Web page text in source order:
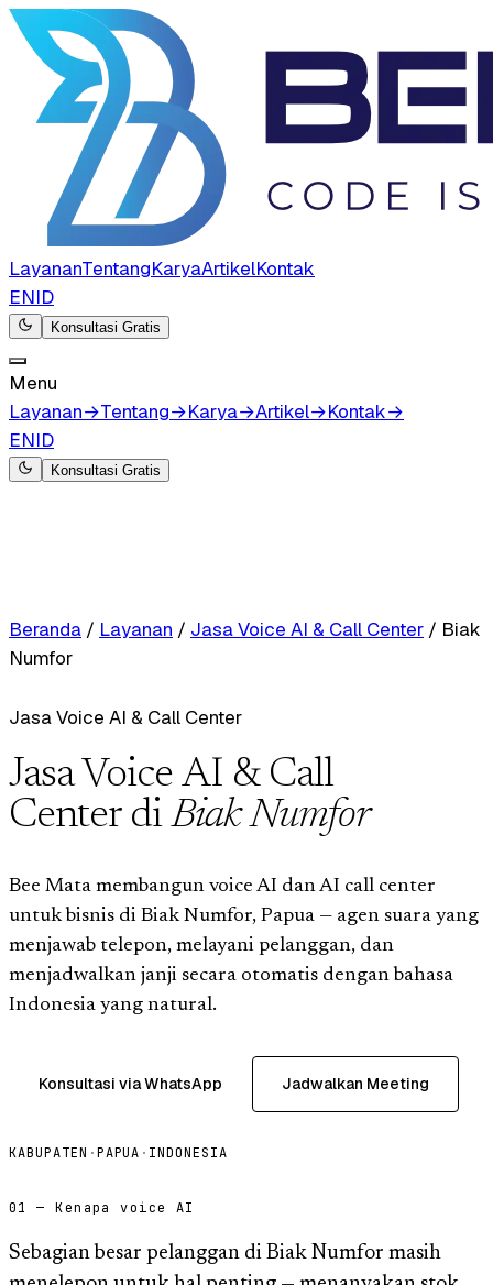
LayananTentangKaryaArtikelKontak
ENID
Konsultasi Gratis
Menu
Layanan→Tentang→Karya→Artikel→Kontak→
ENID
Konsultasi Gratis
Beranda / Layanan / Jasa Voice AI & Call Center / Biak
Numfor
Jasa Voice AI & Call Center
Jasa Voice AI & Call
Center diBiak Numfor
Bee Mata membangun voice AI dan AI call center
untuk bisnis di Biak Numfor, Papua — agen suara yang
menjawab telepon, melayani pelanggan, dan
menjadwalkan janji secara otomatis dengan bahasa
Indonesia yang natural.
Konsultasi via WhatsApp Jadwalkan Meeting
KABUPATEN ·PAPUA · INDONESIA
01 — Kenapa voice AI
Sebagian besar pelanggan di Biak Numfor masih